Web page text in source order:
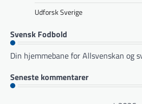
Udforsk Sverige
Svensk Fodbold
Din hjemmebane for Allsvenskan og
Seneste kommentarer